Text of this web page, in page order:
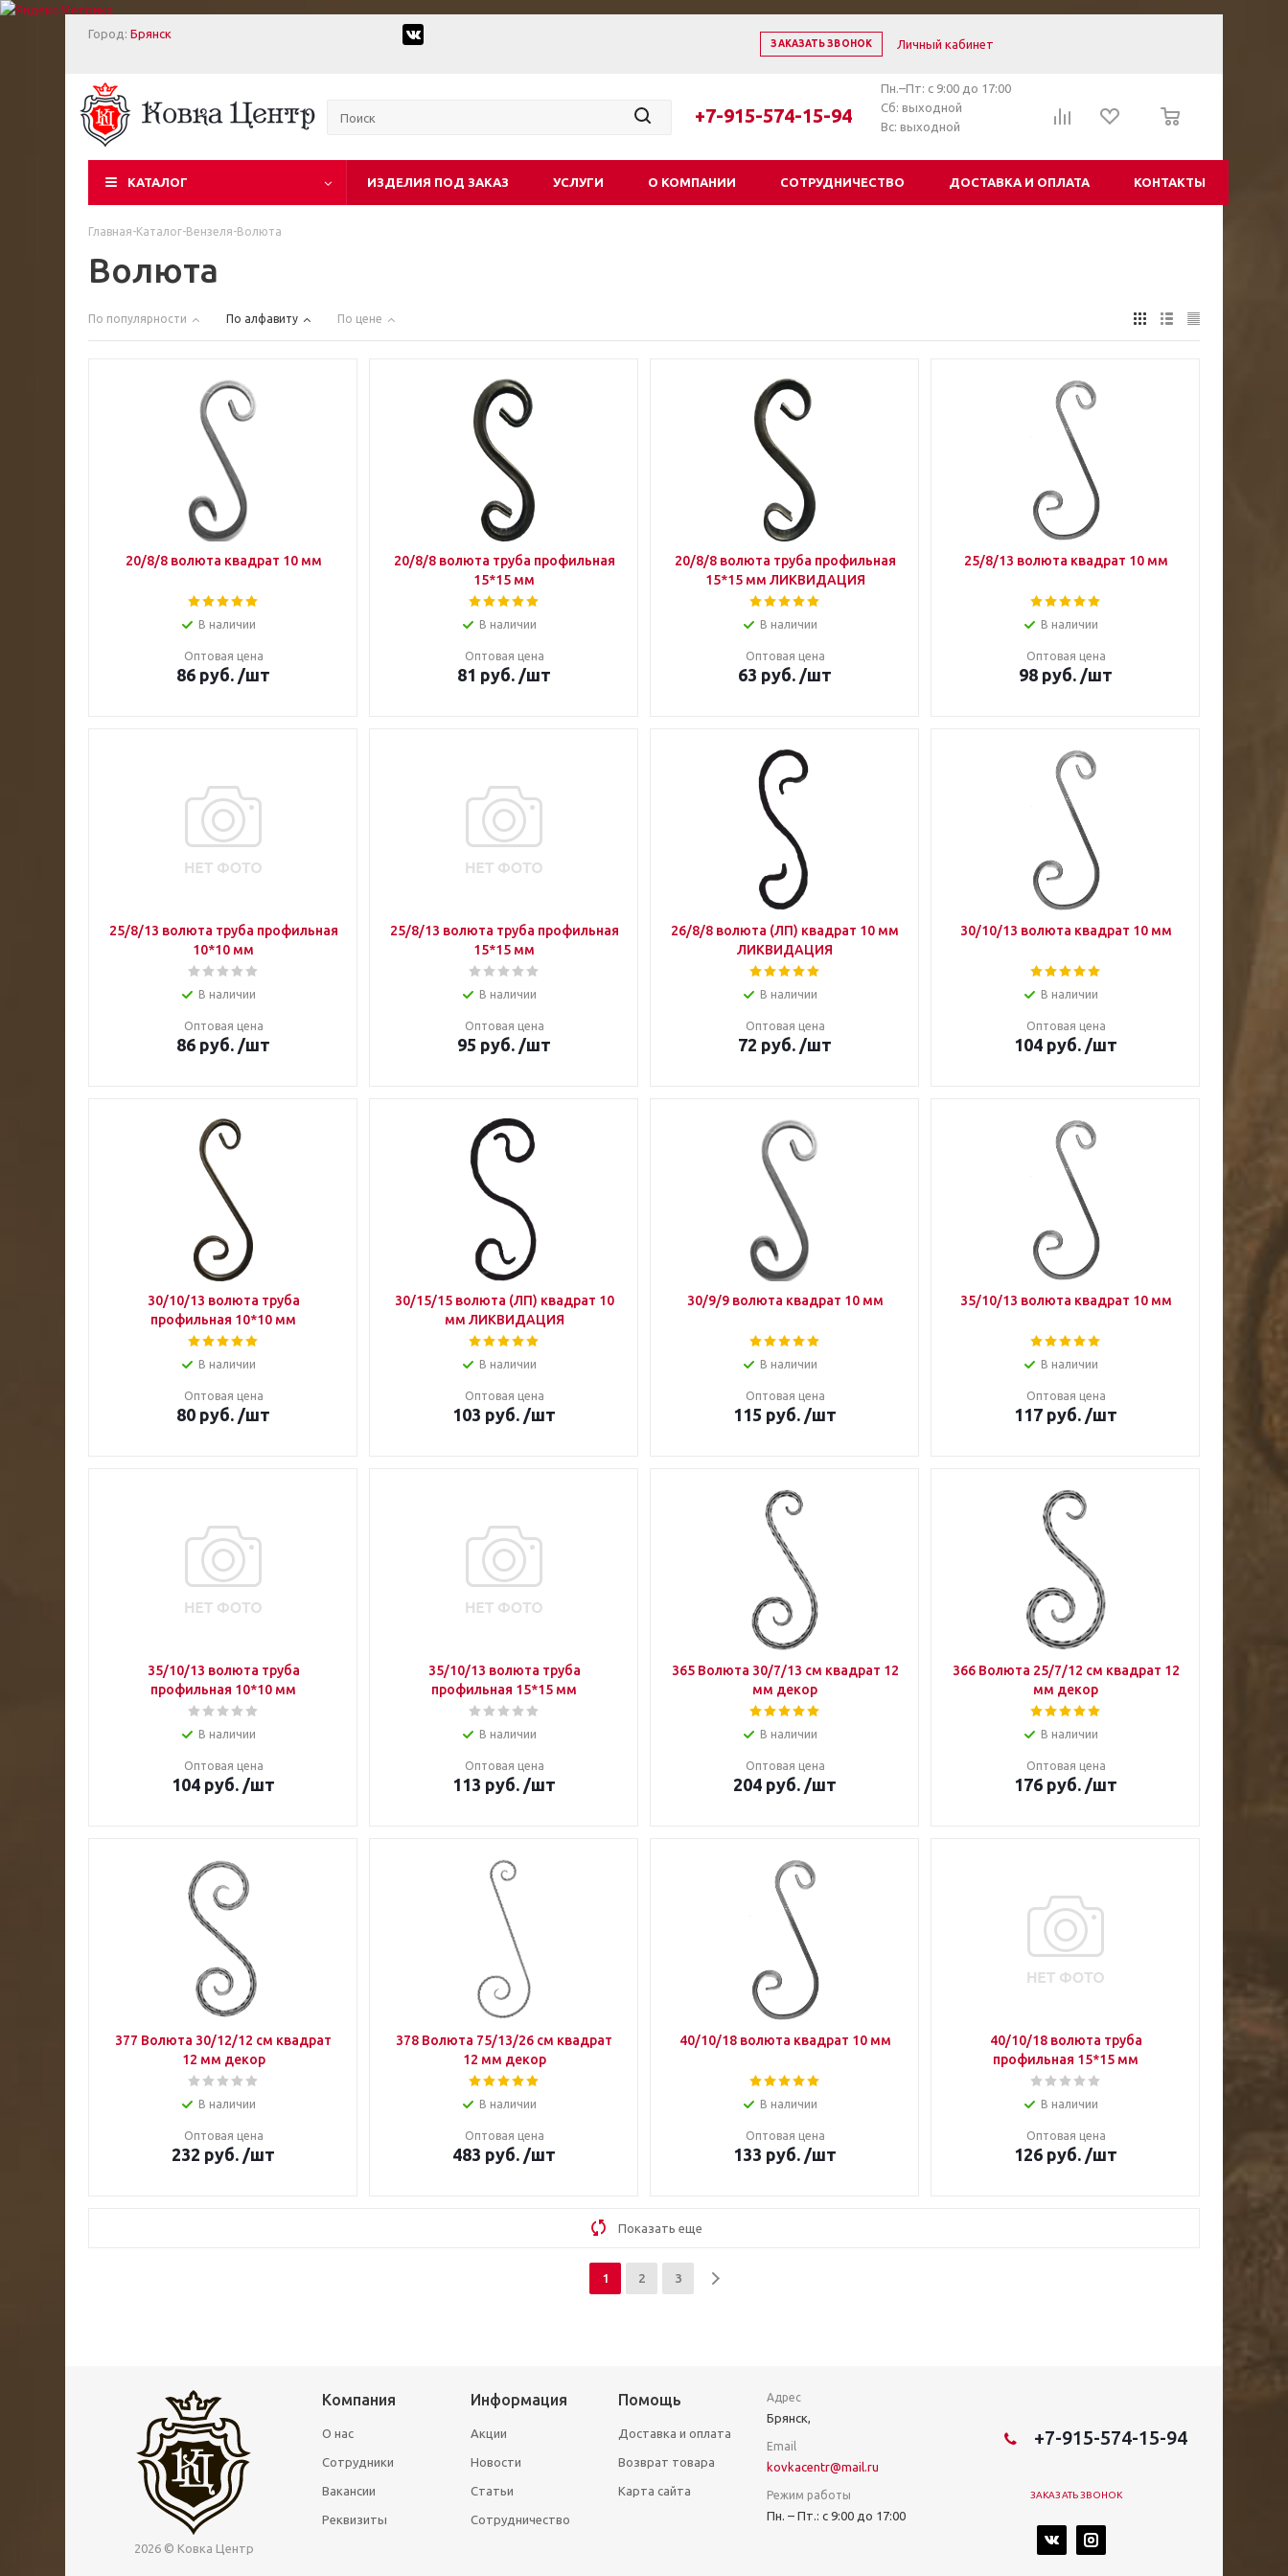
Город: Брянск
ЗАКАЗАТЬ ЗВОНОК Личный кабинет
+7-915-574-15-94
Пн.–Пт: с 9:00 до 17:00
Сб: выходной
Вс: выходной
КАТАЛОГ ИЗДЕЛИЯ ПОД ЗАКАЗ УСЛУГИ О КОМПАНИИ СОТРУДНИЧЕСТВО ДОСТАВКА И ОПЛАТА КОНТАКТЫ
Главная-Каталог-Вензеля-Волюта
Волюта
По популярности По алфавиту По цене
20/8/8 волюта квадрат 10 мм
В наличии
Оптовая цена
86 руб. /шт
20/8/8 волюта труба профильная
15*15 мм
В наличии
Оптовая цена
81 руб. /шт
20/8/8 волюта труба профильная
15*15 мм ЛИКВИДАЦИЯ
В наличии
Оптовая цена
63 руб. /шт
25/8/13 волюта квадрат 10 мм
В наличии
Оптовая цена
98 руб. /шт
25/8/13 волюта труба профильная
10*10 мм
В наличии
Оптовая цена
86 руб. /шт
25/8/13 волюта труба профильная
15*15 мм
В наличии
Оптовая цена
95 руб. /шт
26/8/8 волюта (ЛП) квадрат 10 мм
ЛИКВИДАЦИЯ
В наличии
Оптовая цена
72 руб. /шт
30/10/13 волюта квадрат 10 мм
В наличии
Оптовая цена
104 руб. /шт
30/10/13 волюта труба
профильная 10*10 мм
В наличии
Оптовая цена
80 руб. /шт
30/15/15 волюта (ЛП) квадрат 10
мм ЛИКВИДАЦИЯ
В наличии
Оптовая цена
103 руб. /шт
30/9/9 волюта квадрат 10 мм
В наличии
Оптовая цена
115 руб. /шт
35/10/13 волюта квадрат 10 мм
В наличии
Оптовая цена
117 руб. /шт
35/10/13 волюта труба
профильная 10*10 мм
В наличии
Оптовая цена
104 руб. /шт
35/10/13 волюта труба
профильная 15*15 мм
В наличии
Оптовая цена
113 руб. /шт
365 Волюта 30/7/13 см квадрат 12
мм декор
В наличии
Оптовая цена
204 руб. /шт
366 Волюта 25/7/12 см квадрат 12
мм декор
В наличии
Оптовая цена
176 руб. /шт
377 Волюта 30/12/12 см квадрат
12 мм декор
В наличии
Оптовая цена
232 руб. /шт
378 Волюта 75/13/26 см квадрат
12 мм декор
В наличии
Оптовая цена
483 руб. /шт
40/10/18 волюта квадрат 10 мм
В наличии
Оптовая цена
133 руб. /шт
40/10/18 волюта труба
профильная 15*15 мм
В наличии
Оптовая цена
126 руб. /шт
Показать еще
1 2 3
2026 © Ковка Центр
Компания
О нас
Сотрудники
Вакансии
Реквизиты
Информация
Акции
Новости
Статьи
Сотрудничество
Помощь
Доставка и оплата
Возврат товара
Карта сайта
Адрес
Брянск,
Email
kovkacentr@mail.ru
Режим работы
Пн. – Пт.: с 9:00 до 17:00
+7-915-574-15-94
ЗАКАЗАТЬ ЗВОНОК